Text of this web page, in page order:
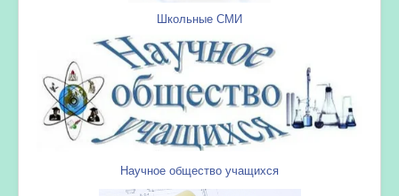
Школьные СМИ
Научное общество учащихся